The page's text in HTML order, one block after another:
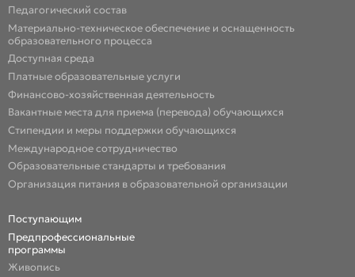
Педагогический состав
Материально-техническое обеспечение и оснащенность
образовательного процесса
Доступная среда
Платные образовательные услуги
Финансово-хозяйственная деятельность
Вакантные места для приема (перевода) обучающихся
Стипендии и меры поддержки обучающихся
Международное сотрудничество
Образовательные стандарты и требования
Организация питания в образовательной организации
Поступающим
Предпрофессиональные
программы
Живопись